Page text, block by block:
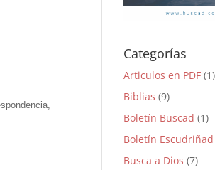
Categorías
Articulos en PDF (1)
Biblias (9)
Boletín Buscad (1)
Boletín Escudriñad
Busca a Dios (7)